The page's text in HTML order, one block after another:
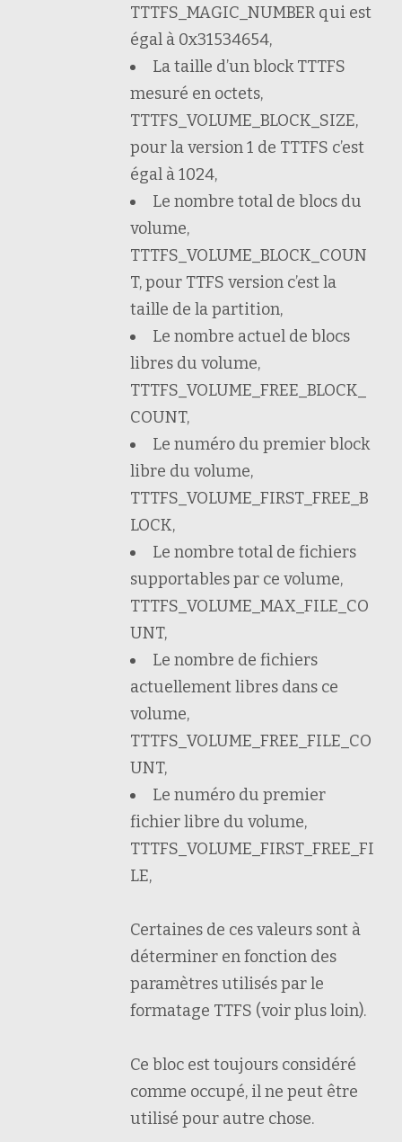
TTTFS_MAGIC_NUMBER qui est
égal à 0x31534654,
La taille d’un block TTTFS
mesuré en octets,
TTTFS_VOLUME_BLOCK_SIZE,
pour la version 1 de TTTFS c’est
égal à 1024,
Le nombre total de blocs du
volume,
TTTFS_VOLUME_BLOCK_COUN
T, pour TTFS version c’est la
taille de la partition,
Le nombre actuel de blocs
libres du volume,
TTTFS_VOLUME_FREE_BLOCK_
COUNT,
Le numéro du premier block
libre du volume,
TTTFS_VOLUME_FIRST_FREE_B
LOCK,
Le nombre total de fichiers
supportables par ce volume,
TTTFS_VOLUME_MAX_FILE_CO
UNT,
Le nombre de fichiers
actuellement libres dans ce
volume,
TTTFS_VOLUME_FREE_FILE_CO
UNT,
Le numéro du premier
fichier libre du volume,
TTTFS_VOLUME_FIRST_FREE_FI
LE,
Certaines de ces valeurs sont à
déterminer en fonction des
paramètres utilisés par le
formatage TTFS (voir plus loin).
Ce bloc est toujours considéré
comme occupé, il ne peut être
utilisé pour autre chose.